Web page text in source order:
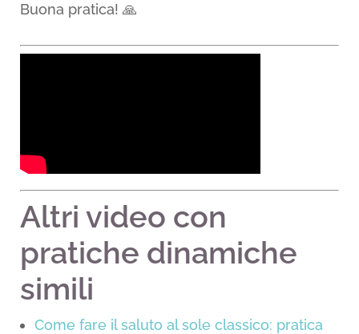
Buona pratica! 🙏
Altri video con
pratiche dinamiche
simili
Come fare il saluto al sole classico: pratica